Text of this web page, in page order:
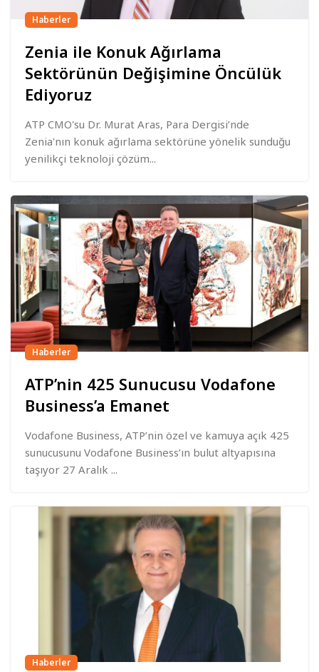
Haberler
Zenia ile Konuk Ağırlama
Sektörünün Değişimine Öncülük
Ediyoruz
ATP CMO'su Dr. Murat Aras, Para Dergisi’nde
Zenia'nın konuk ağırlama sektörüne yönelik sunduğu
yenilikçi teknoloji çözüm...
Haberler
ATP’nin 425 Sunucusu Vodafone
Business’a Emanet
Vodafone Business, ATP’nin özel ve kamuya açık 425
sunucusunu Vodafone Business’ın bulut altyapısına
taşıyor 27 Aralık ...
Haberler